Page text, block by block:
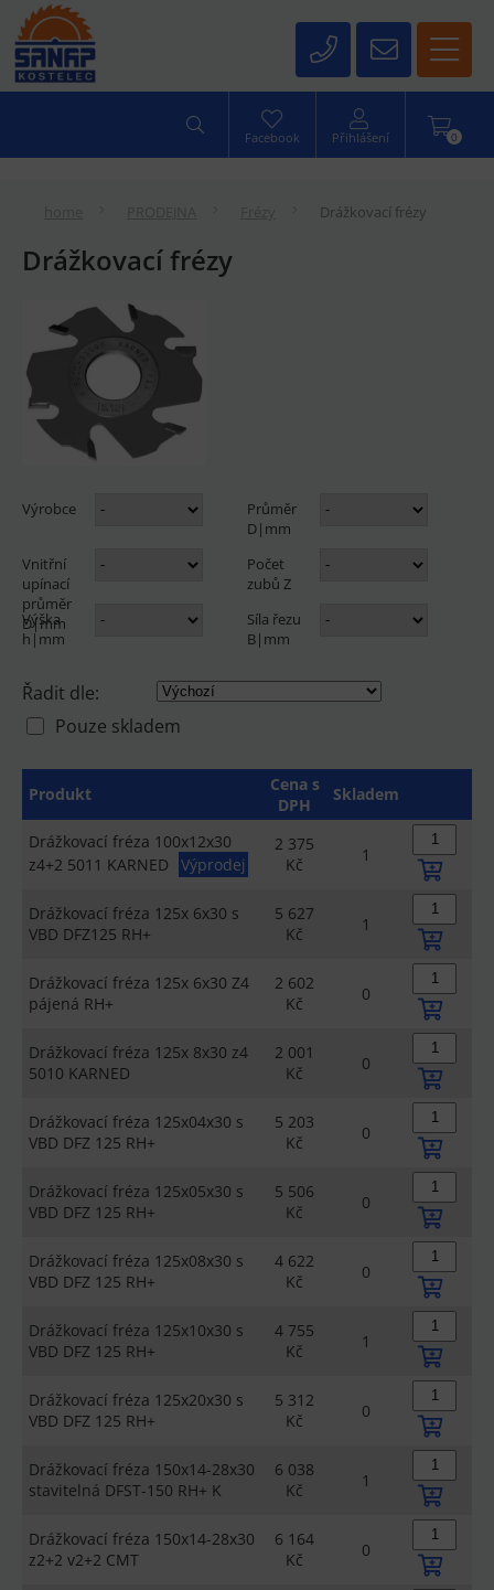
0
Facebook Přihlášení
Drážkovací frézy
Drážkovací frézy
Výrobce
Průměr
D|mm
Vnitřní
upínací
průměr
D|mm
Počet
zubů Z
Výška
h|mm
Síla řezu
B|mm
Řadit dle:
Pouze skladem
Produkt
Cena s
DPH
Skladem
Drážkovací fréza 100x12x30
z4+2 5011 KARNED
Výprodej
2 375
Kč
1
Drážkovací fréza 125x 6x30 s
VBD DFZ125 RH+
5 627
Kč
1
Drážkovací fréza 125x 6x30 Z4
pájená RH+
2 602
Kč
0
Drážkovací fréza 125x 8x30 z4
5010 KARNED
2 001
Kč
0
Drážkovací fréza 125x04x30 s
VBD DFZ 125 RH+
5 203
Kč
0
Drážkovací fréza 125x05x30 s
VBD DFZ 125 RH+
5 506
Kč
0
Drážkovací fréza 125x08x30 s
VBD DFZ 125 RH+
4 622
Kč
0
Drážkovací fréza 125x10x30 s
VBD DFZ 125 RH+
4 755
Kč
1
Drážkovací fréza 125x20x30 s
VBD DFZ 125 RH+
5 312
Kč
0
Drážkovací fréza 150x14-28x30
stavitelná DFST-150 RH+ K
6 038
Kč
1
Drážkovací fréza 150x14-28x30
z2+2 v2+2 CMT
6 164
Kč
0